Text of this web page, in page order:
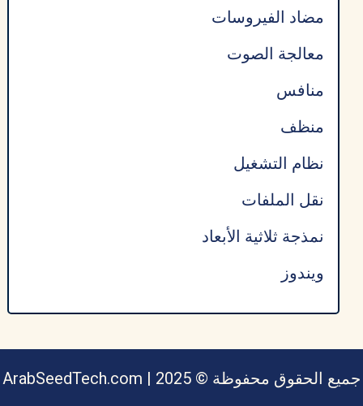
مضاد الفيروسات
معالجة الصوت
منافس
منظف
نظام التشغيل
نقل الملفات
نمذجة ثلاثية الأبعاد
ويندوز
جميع الحقوق محفوظة © ArabSeedTech.com | 2025